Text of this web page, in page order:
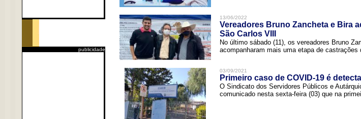
publicidade
13/06/2022
Vereadores Bruno Zancheta e Bira
São Carlos VIII
No último sábado (11), os vereadores Bruno
acompanharam mais uma etapa de
03/09/2021
Primeiro caso de COVID-19 é
O Sindicato dos Servidores Públicos e
comunicado nesta sexta-feira (03) que na